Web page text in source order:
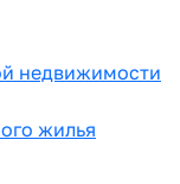
недвижимости
жилья